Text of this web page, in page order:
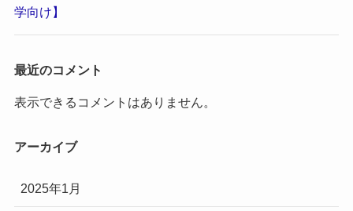
学向け】
最近のコメント
表示できるコメントはありません。
アーカイブ
2025年1月